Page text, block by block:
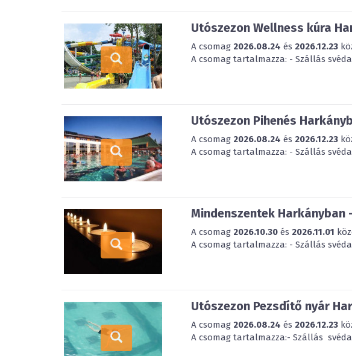
Utószezon Wellness kúra
A csomag 2026.08.24 és 2026.12.23
A csomag tartalmazza: - Szállás
Utószezon Pihenés
A csomag 2026.08.24 és 2026.12.23
A csomag tartalmazza: - Szállás
Mindenszentek Harkányban
A csomag 2026.10.30 és 2026.11.01
A csomag tartalmazza: - Szállás
Utószezon Pezsdítő nyár
A csomag 2026.08.24 és 2026.12.23
A csomag tartalmazza:- Szállás